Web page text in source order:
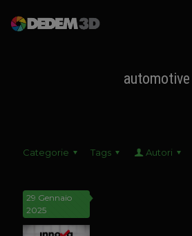
Assistenza
Contatti
automotive
Categorie Tags Autori
29 Gennaio
2025